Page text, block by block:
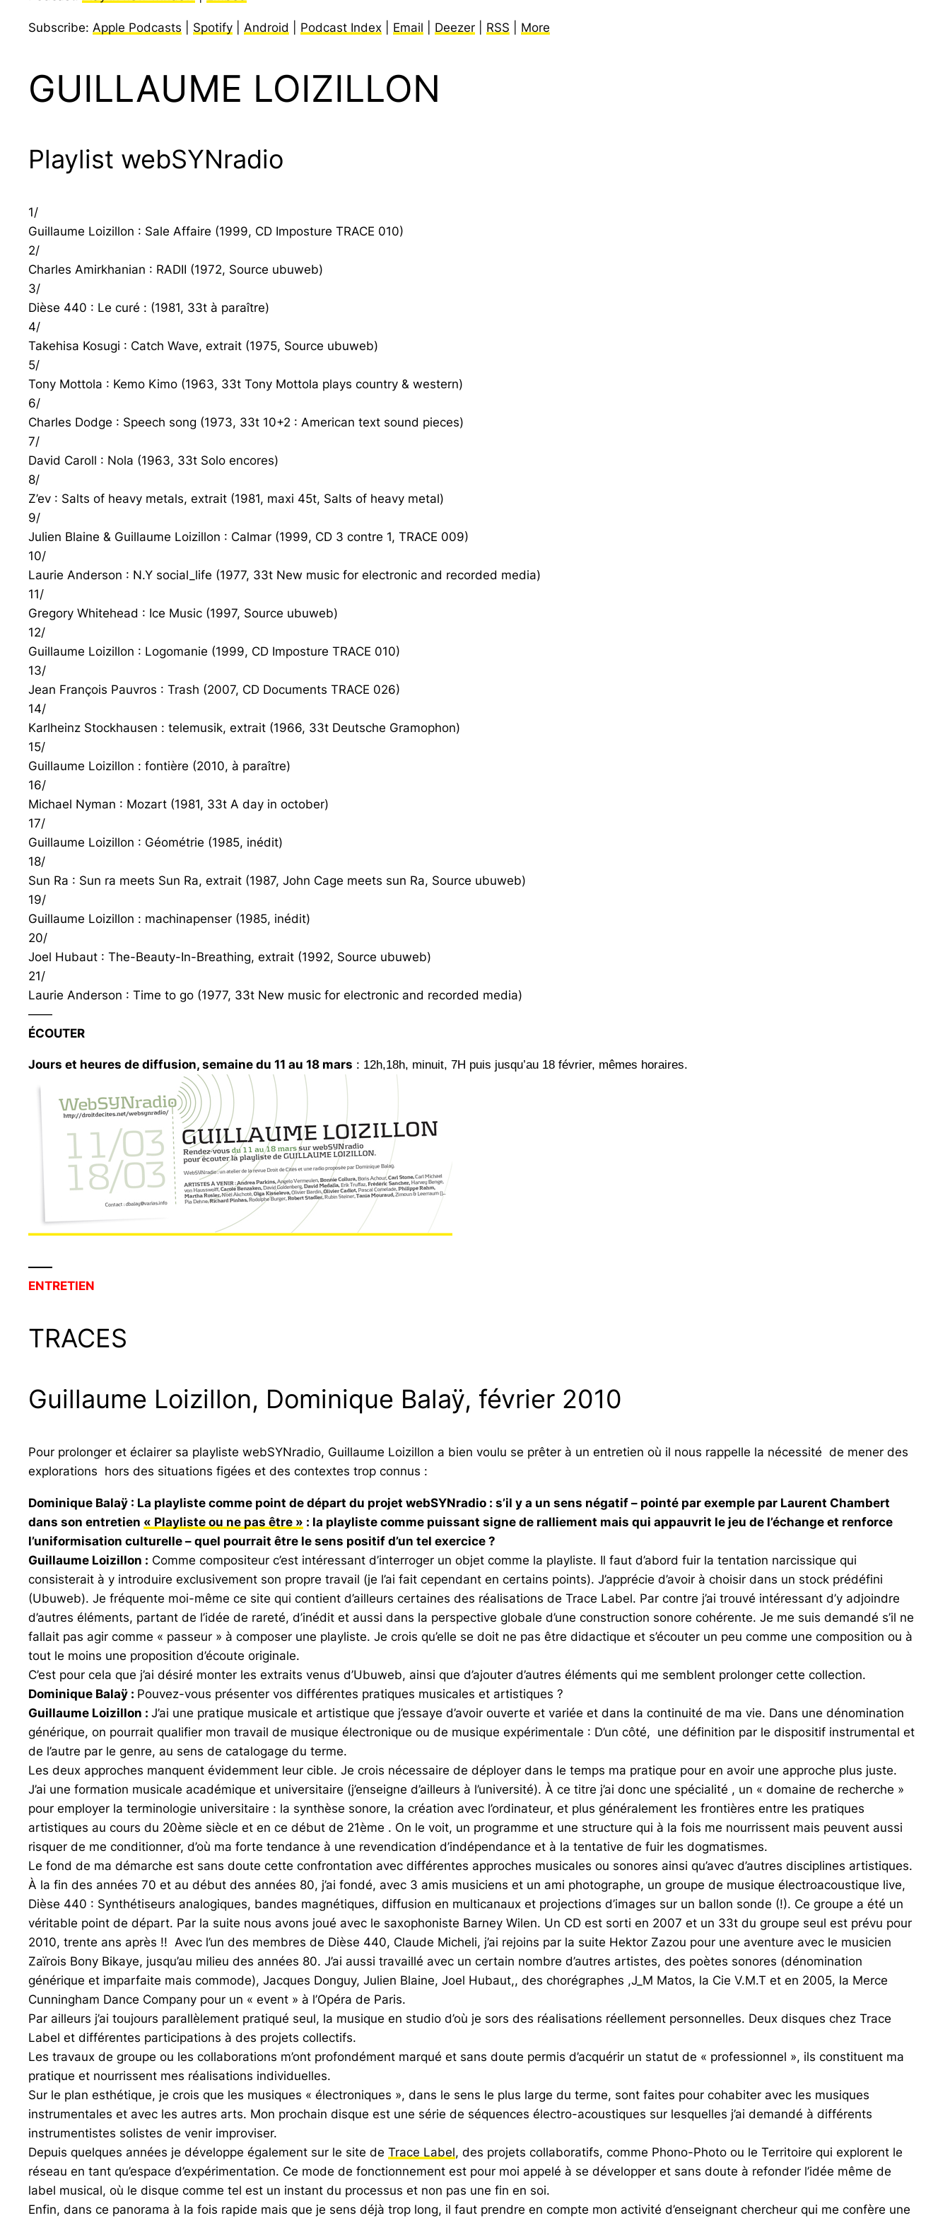
Subscribe: Apple Podcasts Spotify Android Podcast Index Email Deezer RSS More
GUILLAUME LOIZILLON
Playlist webSYNradio
1/
Guillaume Loizillon : Sale Affaire (1999, CD Imposture TRACE 010)
2/
Charles Amirkhanian : RADII (1972, Source ubuweb)
3/
Dièse 440 : Le curé : (1981, 33t à paraître)
4/
Takehisa Kosugi : Catch Wave, extrait (1975, Source ubuweb)
5/
Tony Mottola : Kemo Kimo (1963, 33t Tony Mottola plays country & western)
6/
Charles Dodge : Speech song (1973, 33t 10+2 : American text sound pieces)
7/
David Caroll : Nola (1963, 33t Solo encores)
8/
Z’ev : Salts of heavy metals, extrait (1981, maxi 45t, Salts of heavy metal)
9/
Julien Blaine & Guillaume Loizillon : Calmar (1999, CD 3 contre 1, TRACE 009)
10/
Laurie Anderson : N.Y social_life (1977, 33t New music for electronic and recorded media)
11/
Gregory Whitehead : Ice Music (1997, Source ubuweb)
12/
Guillaume Loizillon : Logomanie (1999, CD Imposture TRACE 010)
13/
Jean François Pauvros : Trash (2007, CD Documents TRACE 026)
14/
Karlheinz Stockhausen : telemusik, extrait (1966, 33t Deutsche Gramophon)
15/
Guillaume Loizillon : fontière (2010, à paraître)
16/
Michael Nyman : Mozart (1981, 33t A day in october)
17/
Guillaume Loizillon : Géométrie (1985, inédit)
18/
Sun Ra : Sun ra meets Sun Ra, extrait (1987, John Cage meets sun Ra, Source ubuweb)
19/
Guillaume Loizillon : machinapenser (1985, inédit)
20/
Joel Hubaut : The-Beauty-In-Breathing, extrait (1992, Source ubuweb)
21/
Laurie Anderson : Time to go (1977, 33t New music for electronic and recorded media)
——
ÉCOUTER
Jours et heures de diffusion, semaine du 11 au 18 mars : 12h,18h, minuit, 7H puis jusqu’au 18 février, mêmes horaires.
——
ENTRETIEN
TRACES
Guillaume Loizillon, Dominique Balaÿ, février 2010
Pour prolonger et éclairer sa playliste webSYNradio, Guillaume Loizillon a bien voulu se prêter à un entretien où il nous rappelle la nécessité de mener des
explorations hors des situations figées et des contextes trop connus :
Dominique Balaÿ : La playliste comme point de départ du projet webSYNradio : s’il y a un sens négatif – pointé par exemple par Laurent Chambert
dans son entretien « Playliste ou ne pas être » : la playliste comme puissant signe de ralliement mais qui appauvrit le jeu de l’échange et renforce
l’uniformisation culturelle – quel pourrait être le sens positif d’un tel exercice ?
Guillaume Loizillon : Comme compositeur c’est intéressant d’interroger un objet comme la playliste. Il faut d’abord fuir la tentation narcissique qui
consisterait à y introduire exclusivement son propre travail (je l’ai fait cependant en certains points). J’apprécie d’avoir à choisir dans un stock prédéfini
(Ubuweb). Je fréquente moi-même ce site qui contient d’ailleurs certaines des réalisations de Trace Label. Par contre j’ai trouvé intéressant d’y adjoindre
d’autres éléments, partant de l’idée de rareté, d’inédit et aussi dans la perspective globale d’une construction sonore cohérente. Je me suis demandé s’il ne
fallait pas agir comme « passeur » à composer une playliste. Je crois qu’elle se doit ne pas être didactique et s’écouter un peu comme une composition ou à
tout le moins une proposition d’écoute originale.
C’est pour cela que j’ai désiré monter les extraits venus d’Ubuweb, ainsi que d’ajouter d’autres éléments qui me semblent prolonger cette collection.
Dominique Balaÿ : Pouvez-vous présenter vos différentes pratiques musicales et artistiques ?
Guillaume Loizillon : J’ai une pratique musicale et artistique que j’essaye d’avoir ouverte et variée et dans la continuité de ma vie. Dans une dénomination
générique, on pourrait qualifier mon travail de musique électronique ou de musique expérimentale : D’un côté, une définition par le dispositif instrumental et
de l’autre par le genre, au sens de catalogage du terme.
Les deux approches manquent évidemment leur cible. Je crois nécessaire de déployer dans le temps ma pratique pour en avoir une approche plus juste.
J’ai une formation musicale académique et universitaire (j’enseigne d’ailleurs à l’université). À ce titre j’ai donc une spécialité , un « domaine de recherche »
pour employer la terminologie universitaire : la synthèse sonore, la création avec l’ordinateur, et plus généralement les frontières entre les pratiques
artistiques au cours du 20ème siècle et en ce début de 21ème . On le voit, un programme et une structure qui à la fois me nourrissent mais peuvent aussi
risquer de me conditionner, d’où ma forte tendance à une revendication d’indépendance et à la tentative de fuir les dogmatismes.
Le fond de ma démarche est sans doute cette confrontation avec différentes approches musicales ou sonores ainsi qu’avec d’autres disciplines artistiques.
À la fin des années 70 et au début des années 80, j’ai fondé, avec 3 amis musiciens et un ami photographe, un groupe de musique électroacoustique live,
Dièse 440 : Synthétiseurs analogiques, bandes magnétiques, diffusion en multicanaux et projections d’images sur un ballon sonde (!). Ce groupe a été un
véritable point de départ. Par la suite nous avons joué avec le saxophoniste Barney Wilen. Un CD est sorti en 2007 et un 33t du groupe seul est prévu pour
2010, trente ans après !! Avec l’un des membres de Dièse 440, Claude Micheli, j’ai rejoins par la suite Hektor Zazou pour une aventure avec le musicien
Zaïrois Bony Bikaye, jusqu’au milieu des années 80. J’ai aussi travaillé avec un certain nombre d’autres artistes, des poètes sonores (dénomination
générique et imparfaite mais commode), Jacques Donguy, Julien Blaine, Joel Hubaut,, des chorégraphes ,J_M Matos, la Cie V.M.T et en 2005, la Merce
Cunningham Dance Company pour un « event » à l’Opéra de Paris.
Par ailleurs j’ai toujours parallèlement pratiqué seul, la musique en studio d’où je sors des réalisations réellement personnelles. Deux disques chez Trace
Label et différentes participations à des projets collectifs.
Les travaux de groupe ou les collaborations m’ont profondément marqué et sans doute permis d’acquérir un statut de « professionnel », ils constituent ma
pratique et nourrissent mes réalisations individuelles.
Sur le plan esthétique, je crois que les musiques « électroniques », dans le sens le plus large du terme, sont faites pour cohabiter avec les musiques
instrumentales et avec les autres arts. Mon prochain disque est une série de séquences électro-acoustiques sur lesquelles j’ai demandé à différents
instrumentistes solistes de venir improviser.
Depuis quelques années je développe également sur le site de Trace Label, des projets collaboratifs, comme Phono-Photo ou le Territoire qui explorent le
réseau en tant qu’espace d’expérimentation. Ce mode de fonctionnement est pour moi appelé à se développer et sans doute à refonder l’idée même de
label musical, où le disque comme tel est un instant du processus et non pas une fin en soi.
Enfin, dans ce panorama à la fois rapide mais que je sens déjà trop long, il faut prendre en compte mon activité d’enseignant chercheur qui me confère une